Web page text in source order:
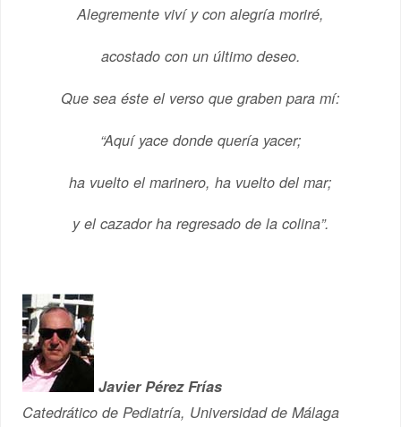
Alegremente viví y con alegría moriré,
acostado con un último deseo.
Que sea éste el verso que graben para mí:
“Aquí yace donde quería yacer;
ha vuelto el marinero, ha vuelto del mar;
y el cazador ha regresado de la colina”.
Javier Pérez Frías
Catedrático de Pediatría, Universidad de Málaga